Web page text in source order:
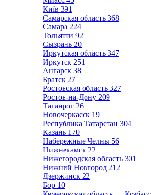
Київ 391
Самарская область 368
Самара 224
Тольятти 92
Сызрань 20
Иркутская область 347
Иркутск 251
Ангарск 38
Братск 27
Ростовская область 327
Ростов-на-Дону 209
Таганрог 26
Новочеркасск 19
Республика Татарстан 304
Казань 170
Набережные Челны 56
Нижнекамск 22
Нижегородская область 301
Нижний Новгород 212
Дзержинск 22
Бор 10